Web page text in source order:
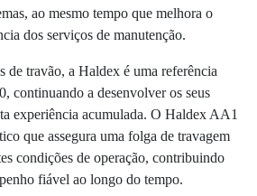
ao mesmo tempo que melhora o
dos serviços de manutenção.
de travão, a Haldex é uma referência
continuando a desenvolver os seus
experiência acumulada. O Haldex AA1
que assegura uma folga de travagem
condições de operação, contribuindo
fiável ao longo do tempo.